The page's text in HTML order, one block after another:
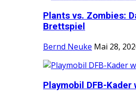
Plants vs. Zombies:
Brettspiel
Bernd Neuke Mai 28,
Playmobil DFB-Kader